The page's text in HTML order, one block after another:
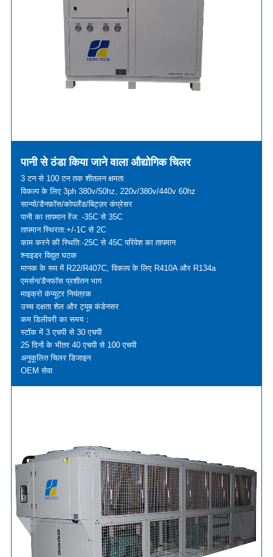
पानी से ठंडा किया जाने वाला औद्योगिक चिलर
3 टन से 100 टन तक शीतलन क्षमता
विकल्प के लिए 3ph 380v/50hz, 220v/380v/440v 60hz
सान्यो/डैनफ़ॉस/कोपलैंड/बिट्ज़र कंप्रेसर
पानी का तापमान रेंज: -35C से 35C
तापमान स्थिरता:+/-1C से 2C
काम करने की स्थिति:-25C से 45C परिवेश का तापमान
श्नाइडर विद्युत घटक
मानक के रूप में R22/R407C, विकल्प के लिए R410A और R134a
एमर्सन/डैनफॉस प्रशीतन भाग
माइक्रो कंप्यूटर नियंत्रक
उच्च दक्षता शेल और ट्यूब कंडेनसर
कम डिलीवरी का समय：
स्टॉक में 3 एचपी से 30 एचपी
25 दिनों के भीतर 40 एचपी से 100 एचपी
अनुकूलित चिलर डिजाइन
OEM सेवा